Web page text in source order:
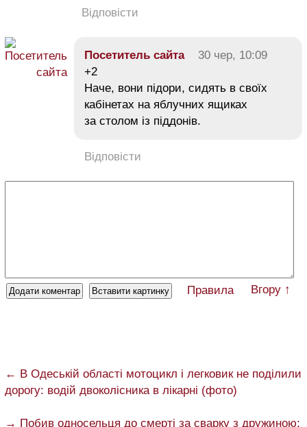
Відповісти
Посетитель сайта
30 чер, 10:09
+2
Наче, вони підори, сидять в своїх
кабінетах на яблучних ящиках
за столом із піддонів.
Відповісти
Правила Вгору ↑
← В Одеській області мотоцикл і легковик не поділили
дорогу: водій двоколісника в лікарні (фото)
→ Побив односельця до смерті за сварку з дружиною: